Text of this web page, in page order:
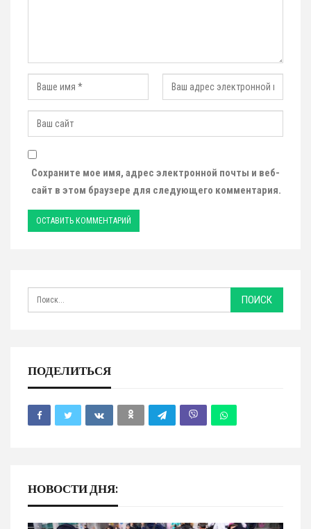
Сохраните мое имя, адрес электронной почты и веб-
сайт в этом браузере для следующего комментария.
ПОДЕЛИТЬСЯ
НОВОСТИ ДНЯ: